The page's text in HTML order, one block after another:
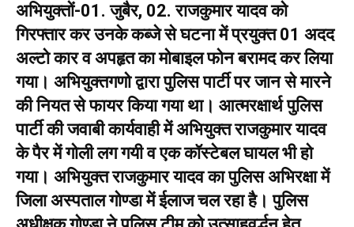
अभियुक्तों-01. जुबैर, 02. राजकुमार यादव को
गिरफ्तार कर उनके कब्जे से घटना में प्रयुक्त 01 अदद
अल्टो कार व अपहृत का मोबाइल फोन बरामद कर लिया
गया। अभियुक्तगणो द्वारा पुलिस पार्टी पर जान से मारने
की नियत से फायर किया गया था। आत्मरक्षार्थ पुलिस
पार्टी की जवाबी कार्यवाही में अभियुक्त राजकुमार यादव
के पैर में गोली लग गयी व एक कॉस्टेबल घायल भी हो
गया। अभियुक्त राजकुमार यादव का पुलिस अभिरक्षा में
जिला अस्पताल गोण्डा में ईलाज चल रहा है। पुलिस